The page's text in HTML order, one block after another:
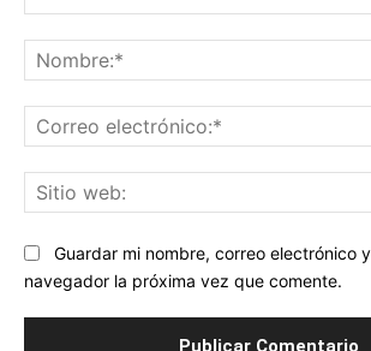
Guardar mi nombre, correo electrónico
navegador la próxima vez que comente.